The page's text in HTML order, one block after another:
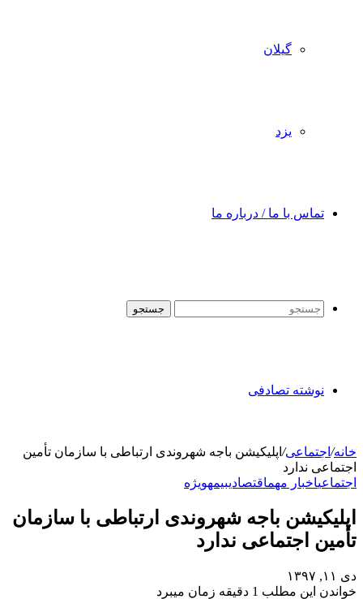
گیلان
یزد
تماس با ما / درباره ما
جستجو
نوشته تصادفی
خانه/ اجتماعی/ اپلیکیشن باجه شهروندی ارتباطی با سازمان تأمین
اجتماعی ندارد
اجتماعیاخبار مهماقتصادیبیمهویژه
اپلیکیشن باجه شهروندی ارتباطی با سازمان
تأمین اجتماعی ندارد
دی ۱۱, ۱۳۹۷
خواندن این مطلب 1 دقیقه زمان میبرد